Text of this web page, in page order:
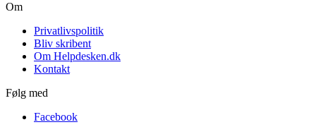
Om
Privatlivspolitik
Bliv skribent
Om Helpdesken.dk
Kontakt
Følg med
Facebook